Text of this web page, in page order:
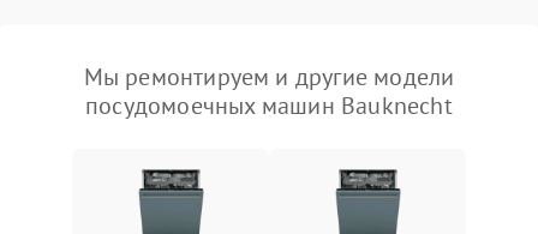
Мы ремонтируем и другие модели
посудомоечных машин Bauknecht